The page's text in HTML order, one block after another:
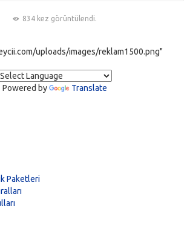
834 kez görüntülendi.
uploads/images/reklam1500.png"
Powered by Translate
Paketleri